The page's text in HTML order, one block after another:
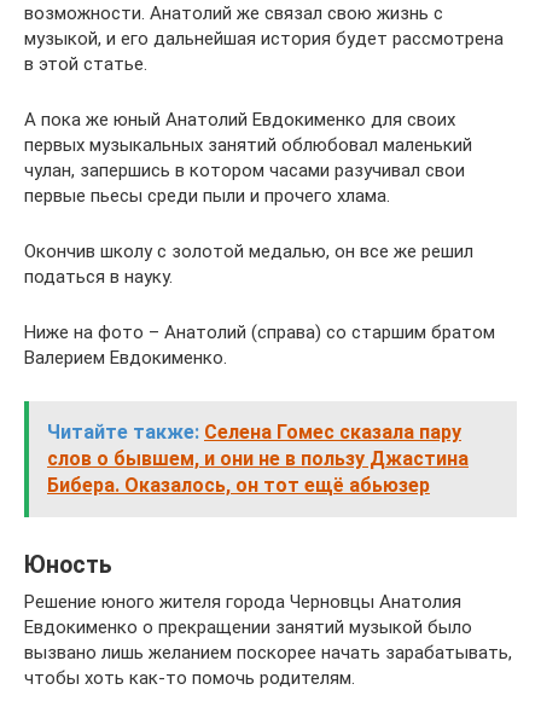
возможности. Анатолий же связал свою жизнь с
музыкой, и его дальнейшая история будет рассмотрена
в этой статье.
А пока же юный Анатолий Евдокименко для своих
первых музыкальных занятий облюбовал маленький
чулан, запершись в котором часами разучивал свои
первые пьесы среди пыли и прочего хлама.
Окончив школу с золотой медалью, он все же решил
податься в науку.
Ниже на фото – Анатолий (справа) со старшим братом
Валерием Евдокименко.
Читайте также: Селена Гомес сказала пару
слов о бывшем, и они не в пользу Джастина
Бибера. Оказалось, он тот ещё абьюзер
Юность
Решение юного жителя города Черновцы Анатолия
Евдокименко о прекращении занятий музыкой было
вызвано лишь желанием поскорее начать зарабатывать,
чтобы хоть как-то помочь родителям.